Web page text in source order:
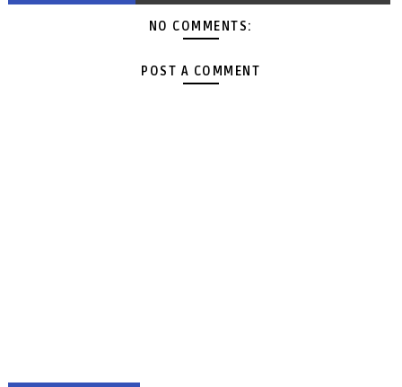
NO COMMENTS:
POST A COMMENT